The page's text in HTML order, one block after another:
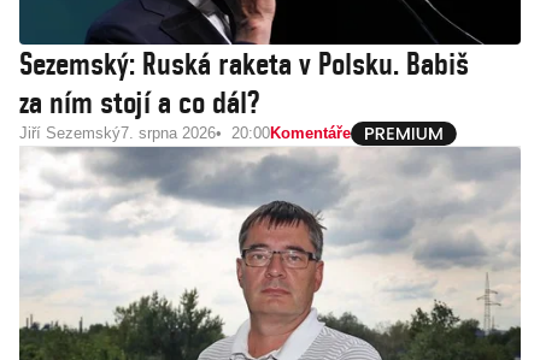
Sezemský: Ruská raketa v Polsku. Babiš
za ním stojí a co dál?
Jiří Sezemský7. srpna 2026 20:00Komentáře